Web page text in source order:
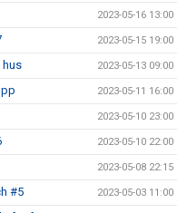
2023-05-16 13:00
2023-05-15 19:00
hus 2023-05-13 09:00
2023-05-11 16:00
2023-05-10 23:00
2023-05-10 22:00
2023-05-08 22:15
#5 2023-05-03 11:00